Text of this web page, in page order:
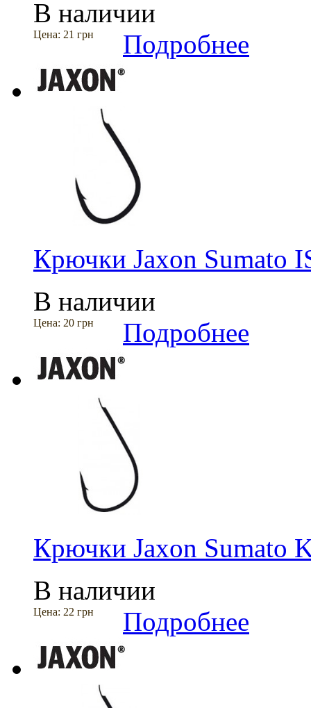
В наличии
Цена: 21 грн Подробнее
Крючки Jaxon Sumato
В наличии
Цена: 20 грн Подробнее
Крючки Jaxon Sumato
В наличии
Цена: 22 грн Подробнее